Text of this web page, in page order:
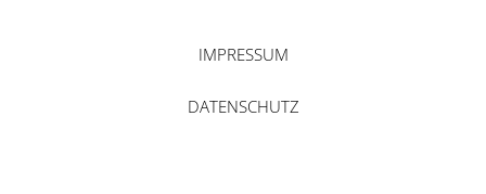
IMPRESSUM
DATENSCHUTZ